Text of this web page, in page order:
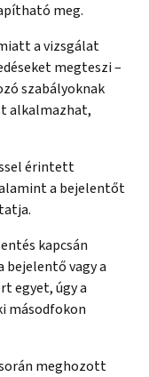
meg.
a vizsgálat
megteszi –
szabályoknak
alkalmazhat,
érintett
a bejelentőt
kapcsán
vagy a
egyet, úgy a
másodfokon
meghozott